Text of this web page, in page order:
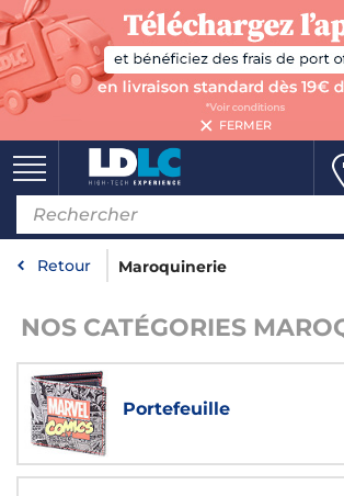
FERMER
Retour Maroquinerie
NOS CATÉGORIES
Portefeuille